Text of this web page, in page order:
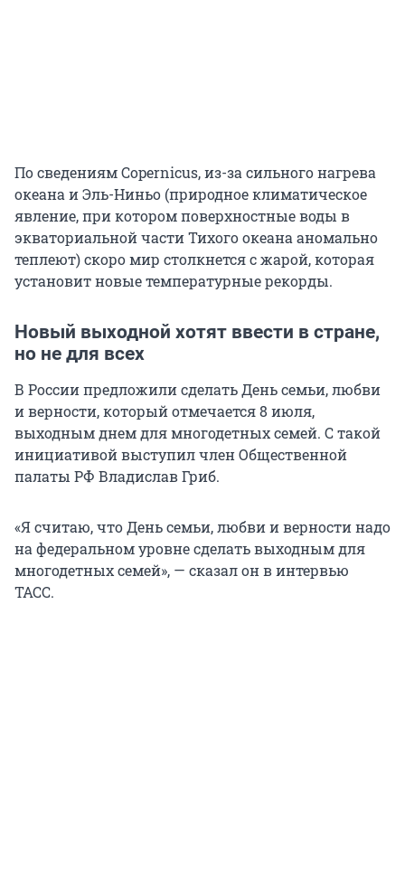
По сведениям Copernicus, из-за сильного нагрева
океана и Эль-Ниньо (природное климатическое
явление, при котором поверхностные воды в
экваториальной части Тихого океана аномально
теплеют) скоро мир столкнется с жарой, которая
установит новые температурные рекорды.
Новый выходной хотят ввести в стране,
но не для всех
В России предложили сделать День семьи, любви
и верности, который отмечается 8 июля,
выходным днем для многодетных семей. С такой
инициативой выступил член Общественной
палаты РФ Владислав Гриб.
«Я считаю, что День семьи, любви и верности надо
на федеральном уровне сделать выходным для
многодетных семей», — сказал он в интервью
ТАСС.